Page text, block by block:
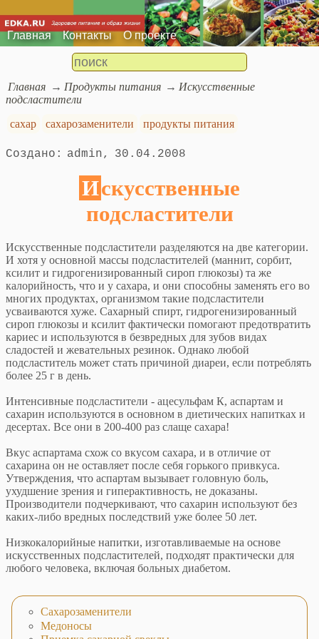
Главная Контакты О проекте
Главная Продукты питания
Искусственные
подсластители
сахар
сахарозаменители продукты питания
admin 30.04.2008
Искусственные
подсластители
Искусственные подсластители разделяются на две категории.
И хотя у основной массы подсластителей (маннит, сорбит,
ксилит и гидрогенизированный сироп глюкозы) та же
калорийность, что и у сахара, и они способны заменять его во
многих продуктах, организмом такие подсластители
усваиваются хуже. Сахарный спирт, гидрогенизированный
сироп глюкозы и ксилит фактически помогают предотвратить
кариес и используются в безвредных для зубов видах
сладостей и жевательных резинок. Однако любой
подсластитель может стать причиной диареи, если потреблять
более 25 г в день.
Интенсивные подсластители - ацесульфам К, аспартам и
сахарин используются в основном в диетических напитках и
десертах. Все они в 200-400 раз слаще сахара!
Вкус аспартама схож со вкусом сахара, и в отличие от
сахарина он не оставляет после себя горького привкуса.
Утверждения, что аспартам вызывает головную боль,
ухудшение зрения и гиперактивность, не доказаны.
Производители подчеркивают, что сахарин используют без
каких-либо вредных последствий уже более 50 лет.
Низкокалорийные напитки, изготавливаемые на основе
искусственных подсластителей, подходят практически для
любого человека, включая больных диабетом.
Сахарозаменители
Медоносы